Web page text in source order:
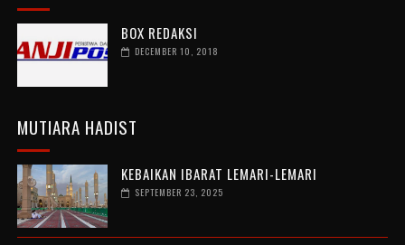
BOX REDAKSI
DECEMBER 10, 2018
MUTIARA HADIST
KEBAIKAN IBARAT LEMARI-LEMARI
SEPTEMBER 23, 2025